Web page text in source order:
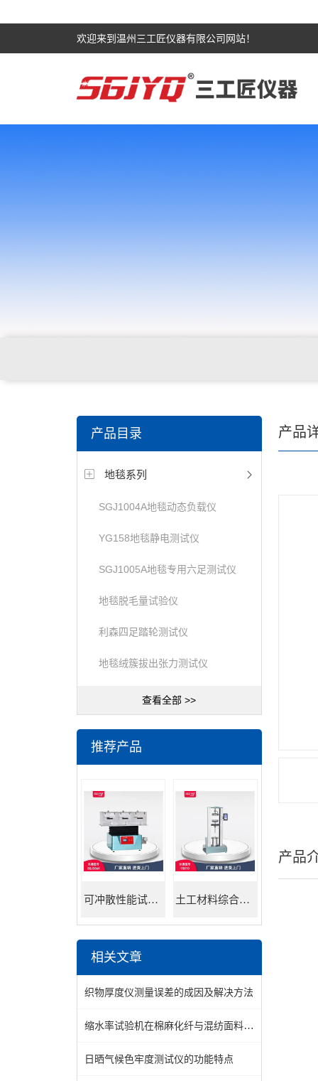
欢迎来到温州三工匠仪器有限公司网站！
电缆，包装材料，箱包等行业
产品目录
地毯系列
SGJ1004A地毯动态负载仪
YG158地毯静电测试仪
SGJ1005A地毯专用六足测试仪
地毯脱毛量试验仪
利森四足踏轮测试仪
地毯绒簇拔出张力测试仪
查看全部 >>
推荐产品
可冲散性能试验机 土工材料综合试验机
相关文章
织物厚度仪测量误差的成因及解决方法
缩水率试验机在棉麻化纤与混纺面料出厂质检中的标准化操作流程深度解读
日晒气候色牢度测试仪的功能特点
产品
产品